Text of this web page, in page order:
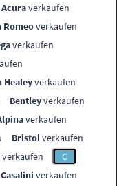
Acuraverkaufen
Romeoverkaufen
verkaufen
Healeyverkaufen
Bentleyverkaufen
verkaufen
Bristolverkaufen
verkaufen
C
Casalini verkaufen